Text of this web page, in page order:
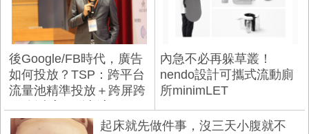
後Google/FB時代，廣告
如何投放？TSP：跨平台
流量池精準投放＋跨屏跨
媒 創造高互動新客
內急不必再躲草叢！
nendo設計可攜式流動廁
所minimLET
起床就先做件事，沒三天小腹就不